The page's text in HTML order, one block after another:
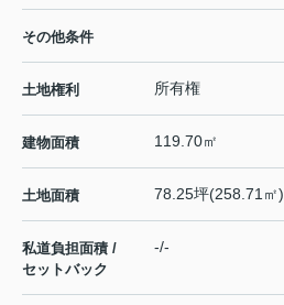
その他条件
土地権利 所有権
建物面積 119.70㎡
土地面積 78.25坪(258.71㎡)
私道負担面積 /
セットバック
-/-